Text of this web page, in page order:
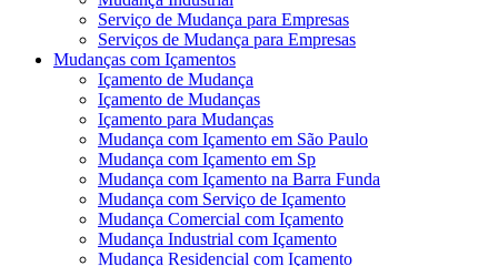
Serviço de Mudança para Empresas
Serviços de Mudança para Empresas
Mudanças com Içamentos
Içamento de Mudança
Içamento de Mudanças
Içamento para Mudanças
Mudança com Içamento em São Paulo
Mudança com Içamento em Sp
Mudança com Içamento na Barra Funda
Mudança com Serviço de Içamento
Mudança Comercial com Içamento
Mudança Industrial com Içamento
Mudança Residencial com Içamento